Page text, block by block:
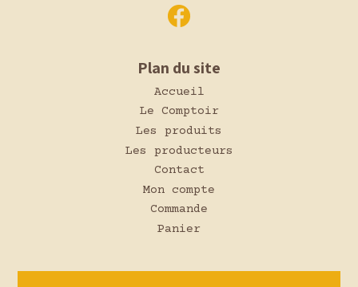
Plan du site
Accueil
Le Comptoir
Les produits
Les producteurs
Contact
Mon compte
Commande
Panier